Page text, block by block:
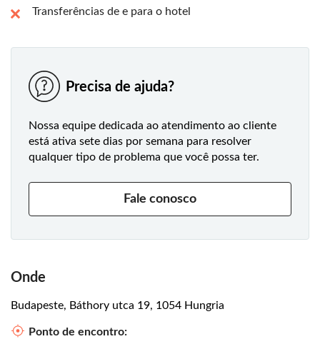
Transferências de e para o hotel
Precisa de ajuda?
Nossa equipe dedicada ao atendimento ao cliente
está ativa sete dias por semana para resolver
qualquer tipo de problema que você possa ter.
Fale conosco
Onde
Budapeste, Báthory utca 19, 1054 Hungria
Ponto de encontro: